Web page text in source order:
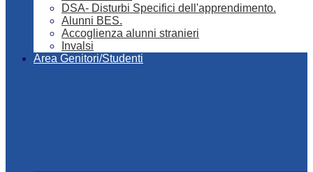
DSA- Disturbi Specifici dell'apprendimento.
Alunni BES.
Accoglienza alunni stranieri
Invalsi
Area Genitori/Studenti